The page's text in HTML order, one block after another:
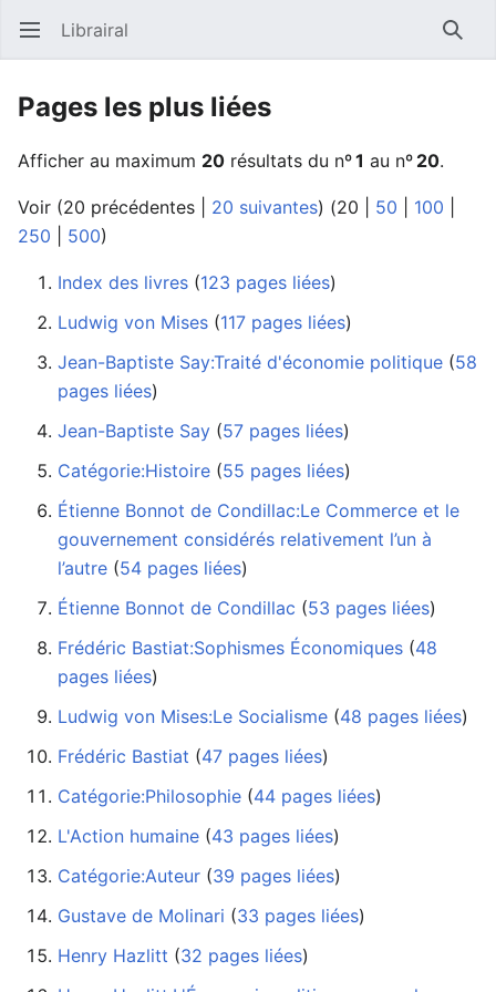
Ouvrir le menu principal Librairal
Pages les plus liées
Afficher au maximum 20 résultats du nº1 au nº 20.
Voir (20 précédentes 20 suivantes) (20 50 100
250
500)
Index des livres ‏‎ (123 pages liées)
Ludwig von Mises ‏‎ (117 pages liées)
Jean-Baptiste Say:Traité d'économie politique ‏‎ (58
pages liées)
Jean-Baptiste Say ‏‎ (57 pages liées)
Catégorie:Histoire ‏‎ (55 pages liées)
Étienne Bonnot de Condillac:Le Commerce et le
gouvernement considérés relativement l’un à
l’autre ‏‎ (54 pages liées)
Étienne Bonnot de Condillac ‏‎ (53 pages liées)
Frédéric Bastiat:Sophismes Économiques ‏‎ (48
pages liées)
Ludwig von Mises:Le Socialisme ‏‎ (48 pages liées)
Frédéric Bastiat ‏‎ (47 pages liées)
Catégorie:Philosophie ‏‎ (44 pages liées)
L'Action humaine ‏‎ (43 pages liées)
Catégorie:Auteur ‏‎ (39 pages liées)
Gustave de Molinari ‏‎ (33 pages liées)
Henry Hazlitt ‏‎ (32 pages liées)